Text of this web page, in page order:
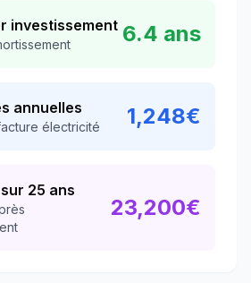
investissement 6.4 ans
annuelles
électricité 1,248€
25 ans
23,200€